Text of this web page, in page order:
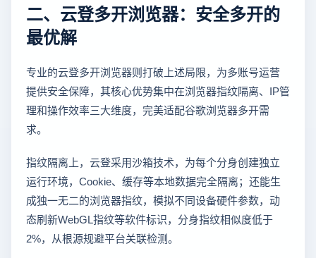
二、云登多开浏览器：安全多开的
最优解
专业的云登多开浏览器则打破上述局限，为多账号运营
提供安全保障，其核心优势集中在浏览器指纹隔离、IP管
理和操作效率三大维度，完美适配谷歌浏览器多开需
求。
指纹隔离上，云登采用沙箱技术，为每个分身创建独立
运行环境，Cookie、缓存等本地数据完全隔离；还能生
成独一无二的浏览器指纹，模拟不同设备硬件参数，动
态刷新WebGL指纹等软件标识，分身指纹相似度低于
2%，从根源规避平台关联检测。